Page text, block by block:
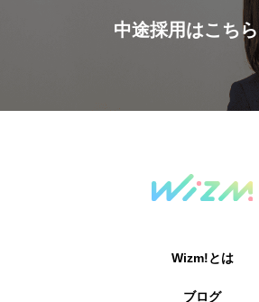
中途採用はこちら
Wizm!とは
ブログ